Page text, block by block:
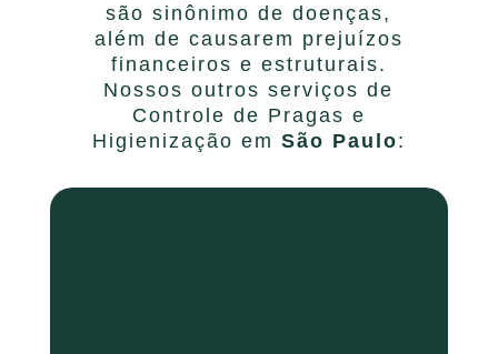
são sinônimo de doenças,
além de causarem prejuízos
financeiros e estruturais.
Nossos outros serviços de
Controle de Pragas e
Higienização em São Paulo: